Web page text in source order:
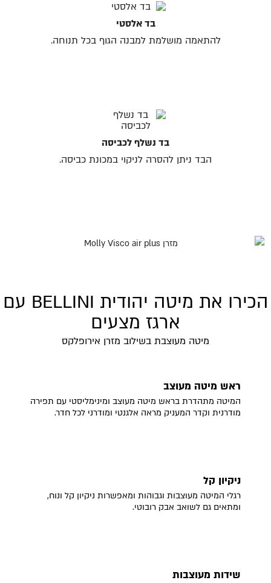
בד אלסטי
להתאמה מושלמת למבנה הגוף בכל תנוחה.
בד נשלף לכביסה
הבד ניתן להסרה לניקוי במכונת כביסה.
הכירו את מיטה יהודית BELLINI עם
ארגז מצעים
מיטה מעוצבת בשילוב מזרן אירופלקס
ראש מיטה מעוצב
המיטה מתהדרת בראש מיטה מעוצב ומינימליסטי עם תפירה
מודרנית וקדר המעניק מראה אלגנטי ומודרני לכל חדר.
ניקיון קל
רגלי המיטה מעוצבות וגבוהות ומאפשרות ניקיון קל ונוח,
ומתאים גם לשואב אבק רובוטי.
שידות מעוצבות